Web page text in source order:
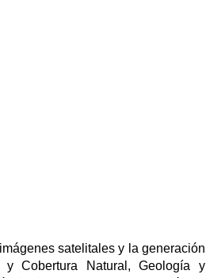
satelitales y la generación
Cobertura Natural, Geología y